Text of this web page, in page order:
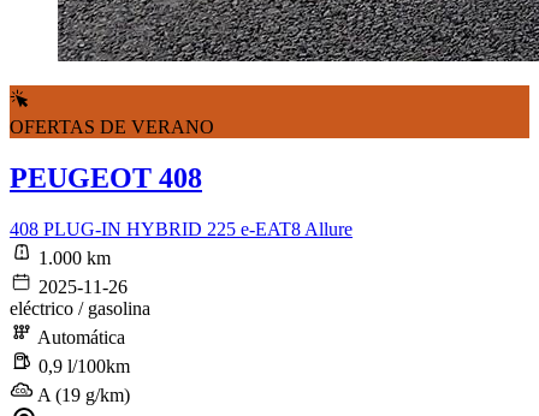
OFERTAS DE VERANO
PEUGEOT 408
408 PLUG-IN HYBRID 225 e-EAT8 Allure
1.000 km
2025-11-26
eléctrico / gasolina
Automática
0,9 l/100km
A (19 g/km)